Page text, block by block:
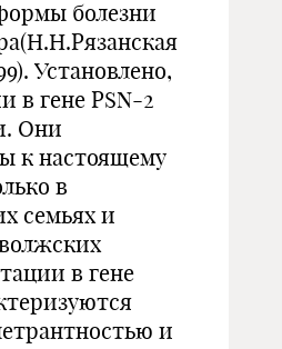
болезни
Установлено,
в гене PSN-2
Они
к настоящему
в
семьях и
в гене
и